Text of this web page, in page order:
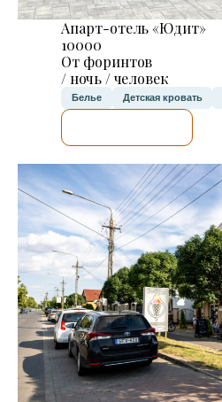
Апарт-отель «Юдит»
10000
От форинтов
/ ночь / человек
Белье Детская кровать